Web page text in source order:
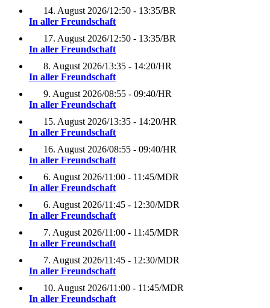
14. August 2026/12:50 - 13:35/BR
In aller Freundschaft
17. August 2026/12:50 - 13:35/BR
In aller Freundschaft
8. August 2026/13:35 - 14:20/HR
In aller Freundschaft
9. August 2026/08:55 - 09:40/HR
In aller Freundschaft
15. August 2026/13:35 - 14:20/HR
In aller Freundschaft
16. August 2026/08:55 - 09:40/HR
In aller Freundschaft
6. August 2026/11:00 - 11:45/MDR
In aller Freundschaft
6. August 2026/11:45 - 12:30/MDR
In aller Freundschaft
7. August 2026/11:00 - 11:45/MDR
In aller Freundschaft
7. August 2026/11:45 - 12:30/MDR
In aller Freundschaft
10. August 2026/11:00 - 11:45/MDR
In aller Freundschaft